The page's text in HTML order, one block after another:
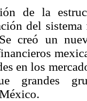
de la
del
creó un
en los
grandes